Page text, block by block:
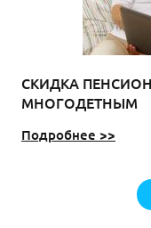
СКИДКА
МНОГОДЕТНЫМ
Подробнее >>